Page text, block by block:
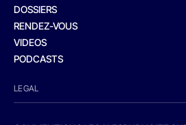
DOSSIERS
RENDEZ-VOUS
VIDEOS
PODCASTS
LEGAL